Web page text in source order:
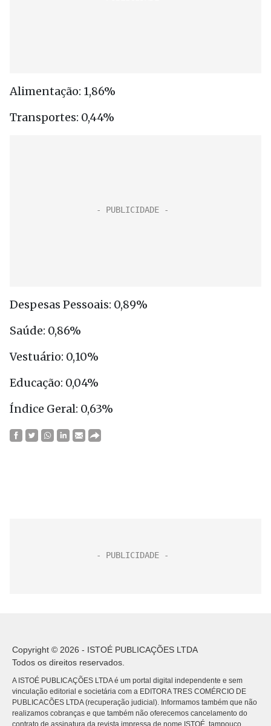
Alimentação: 1,86%
Transportes: 0,44%
Despesas Pessoais: 0,89%
Saúde: 0,86%
Vestuário: 0,10%
Educação: 0,04%
Índice Geral: 0,63%
Copyright © 2026 - ISTOÉ PUBLICAÇÕES LTDA
Todos os direitos reservados.
A ISTOÉ PUBLICAÇÕES LTDA é um portal digital independente e sem
vinculação editorial e societária com a EDITORA TRES COMÉRCIO DE
PUBLICACÕES LTDA (recuperação judicial). Informamos também que não
realizamos cobranças e que também não oferecemos cancelamento do
contrato de assinatura da revista impressa de nome ISTOÉ, tampouco